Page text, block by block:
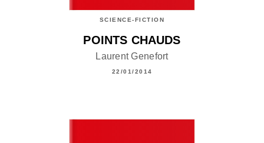
SCIENCE-FICTION
POINTS CHAUDS
Laurent Genefort
22/01/2014